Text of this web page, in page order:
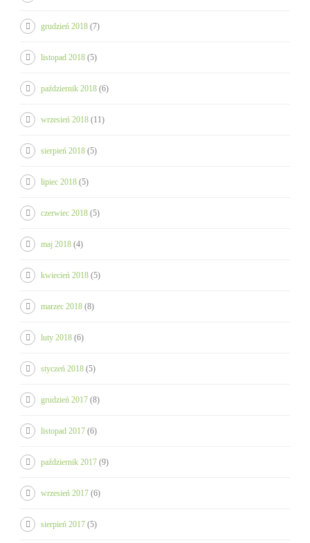
grudzień 2018 (7)
listopad 2018 (5)
październik 2018 (6)
wrzesień 2018 (11)
sierpień 2018 (5)
lipiec 2018 (5)
czerwiec 2018 (5)
maj 2018 (4)
kwiecień 2018 (5)
marzec 2018 (8)
luty 2018 (6)
styczeń 2018 (5)
grudzień 2017 (8)
listopad 2017 (6)
październik 2017 (9)
wrzesień 2017 (6)
sierpień 2017 (5)